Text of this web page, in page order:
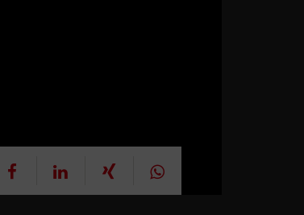
mitteilen